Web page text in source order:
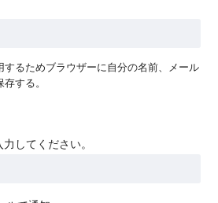
するためブラウザーに自分の名前、メール
する。
してください。